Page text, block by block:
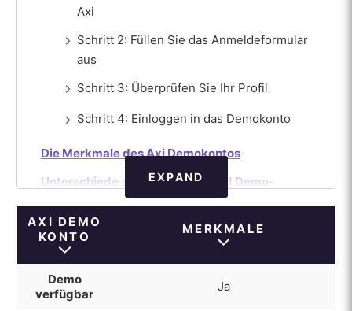
Axi
Schritt 2: Füllen Sie das Anmeldeformular
aus
Schritt 3: Überprüfen Sie Ihr Profil
Schritt 4: Einloggen in das Demokonto
Die Merkmale des Axi Demokontos
Unterschiede zwischen Live- und Demo-
Wie man zu einem Live-Konto wechselt
Wie Sie Ihr Axi-Demokonto am besten nutzen
Vor- und Nachteile des Axi Demokontos
EXPAND
AXI DEMO
KONTO
MERKMALE
Demo
verfügbar
Ja